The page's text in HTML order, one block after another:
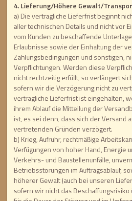
4. Lieferung/Höhere Gewalt/
a) Die vertragliche Lieferfrist beginnt
aller technischen Details und nicht vor
vom Kunden zu beschaffende
Erlaubnisse sowie der Einhaltung der
Zahlungsbedingungen und sonstigen,
Verpflichtungen. Werden diese
nicht rechtzeitig erfüllt, so verlängert
sofern wir die Verzögerung nicht zu
vertragliche Lieferfrist ist eingehalten,
ihrem Ablauf die Mitteilung der
ist, es sei denn, dass sich der Versand
vertretenden Gründen verzögert.
b) Krieg, Aufruhr, rechtmäßige
Verfügungen von hoher Hand, Energie
Verkehrs- und Baustellenunfälle,
Betriebsstörungen im Auftragsablauf,
höherer Gewalt (auch bei unseren
sofern wir nicht das